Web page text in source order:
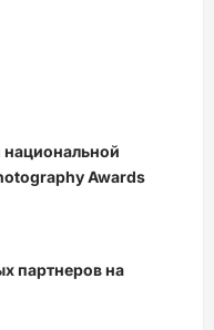
национальной
Awards
партнеров на